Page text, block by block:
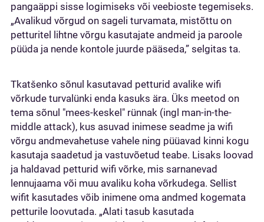
pangaäppi sisse logimiseks või veebioste tegemiseks.
„Avalikud võrgud on sageli turvamata, mistõttu on
petturitel lihtne võrgu kasutajate andmeid ja paroole
püüda ja nende kontole juurde pääseda,” selgitas ta.
Tkatšenko sõnul kasutavad petturid avalike wifi
võrkude turvalünki enda kasuks ära. Üks meetod on
tema sõnul "mees-keskel" rünnak (ingl man-in-the-
middle attack), kus asuvad inimese seadme ja wifi
võrgu andmevahetuse vahele ning püüavad kinni kogu
kasutaja saadetud ja vastuvõetud teabe. Lisaks loovad
ja haldavad petturid wifi võrke, mis sarnanevad
lennujaama või muu avaliku koha võrkudega. Sellist
wifit kasutades võib inimene oma andmed kogemata
petturile loovutada. „Alati tasub kasutada